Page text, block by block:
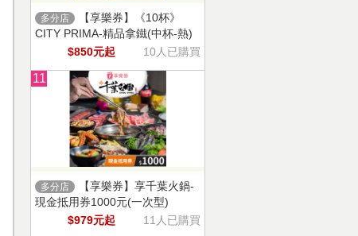
多分店
【享樂券】《10杯》
CITY PRIMA-精品拿鐵(中杯-熱)
$850元起
10人已購買
11
多分店
【享樂券】享千葉火鍋-
現金抵用券1000元(一次型)
$979元起
11人已購買